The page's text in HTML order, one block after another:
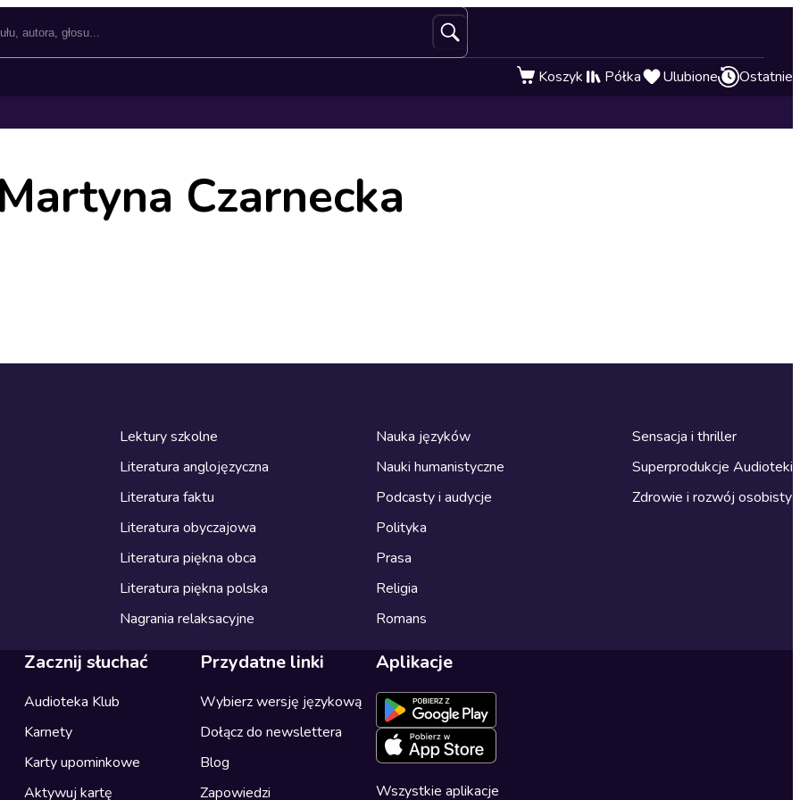
Koszyk Półka Ulubione Ostatnie
Martyna Czarnecka
Lektury szkolne
Literatura anglojęzyczna
Literatura faktu
Literatura obyczajowa
Literatura piękna obca
Literatura piękna polska
Nagrania relaksacyjne
Nauka języków
Nauki humanistyczne
Podcasty i audycje
Polityka
Prasa
Religia
Romans
Sensacja i thriller
Superprodukcje Audioteki
Zdrowie i rozwój osobisty
Zacznij słuchać
Audioteka Klub
Karnety
Karty upominkowe
Aktywuj kartę
Przydatne linki
Wybierz wersję językową
Dołącz do newslettera
Blog
Zapowiedzi
Aplikacje
Wszystkie aplikacje